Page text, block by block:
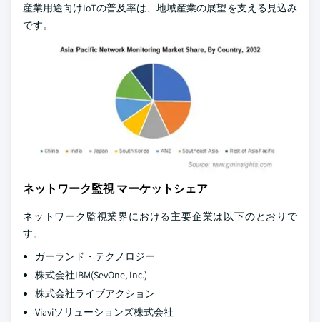
産業用途向けIoTの普及率は、地域産業の展望を支える見込み
です。
ネットワーク監視 マーケットシェア
ネットワーク監視業界における主要企業は以下のとおりで
す。
ガーランド・テクノロジー
株式会社IBM(SevOne, Inc.)
株式会社ライブアクション
Viaviソリューションズ株式会社